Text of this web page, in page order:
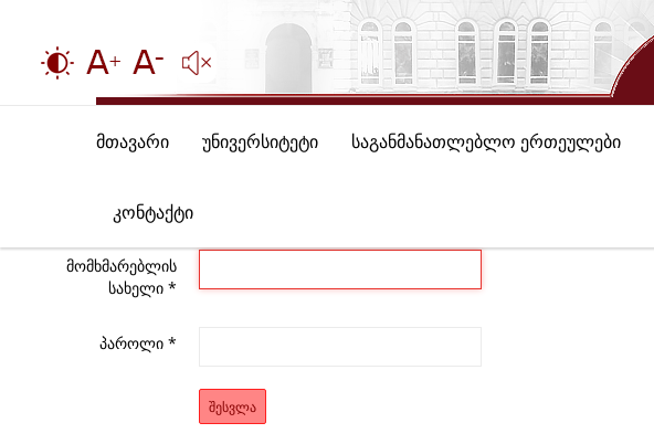
მთავარი უნივერსიტეტი საგანმანათლებლო ერთეულები
კონტაქტი
მომხმარებლის
სახელი *
პაროლი *
ᲨᲔᲡᲕᲚᲐ